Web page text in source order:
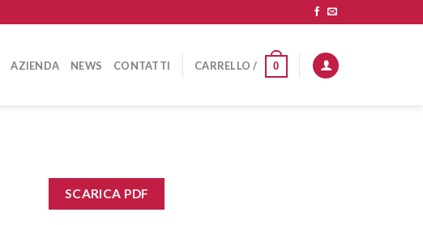
AZIENDA NEWS CONTATTI CARRELLO / 0
SCARICA PDF